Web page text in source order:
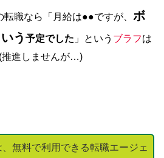
職なら「月給は●●ですが、 ボ
う 予定でした 」という ブラフは
推進しませんが…)
無料で利用できる転職エージェ